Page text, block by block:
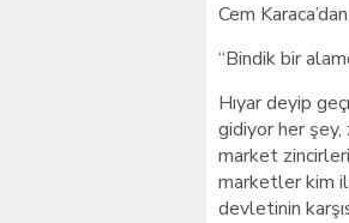
Cem
“Bindik bir
Hıyar deyip
gidiyor her şey,
market
marketler kim
devletinin